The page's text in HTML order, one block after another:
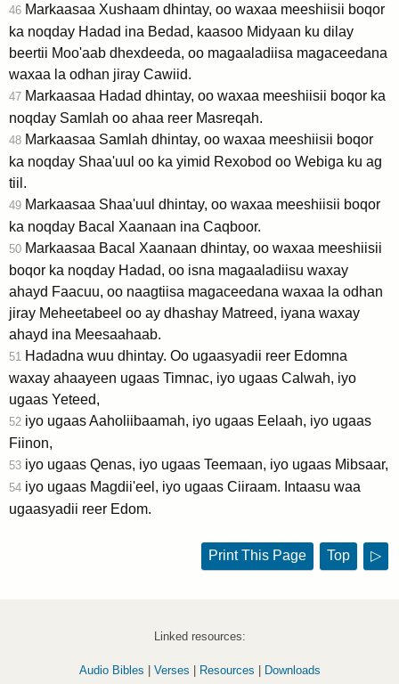
46 Markaasaa Xushaam dhintay, oo waxaa meeshiisii boqor
ka noqday Hadad ina Bedad, kaasoo Midyaan ku dilay
beertii Moo'aab dhexdeeda, oo magaaladiisa magaceedana
waxaa la odhan jiray Cawiid.
47 Markaasaa Hadad dhintay, oo waxaa meeshiisii boqor ka
noqday Samlah oo ahaa reer Masreqah.
48 Markaasaa Samlah dhintay, oo waxaa meeshiisii boqor
ka noqday Shaa'uul oo ka yimid Rexobod oo Webiga ku ag
tiil.
49 Markaasaa Shaa'uul dhintay, oo waxaa meeshiisii boqor
ka noqday Bacal Xaanaan ina Caqboor.
50 Markaasaa Bacal Xaanaan dhintay, oo waxaa meeshiisii
boqor ka noqday Hadad, oo isna magaaladiisu waxay
ahayd Faacuu, oo naagtiisa magaceedana waxaa la odhan
jiray Meheetabeel oo ay dhashay Matreed, iyana waxay
ahayd ina Meesaahaab.
51 Hadadna wuu dhintay. Oo ugaasyadii reer Edomna
waxay ahaayeen ugaas Timnac, iyo ugaas Calwah, iyo
ugaas Yeteed,
52 iyo ugaas Aaholiibaamah, iyo ugaas Eelaah, iyo ugaas
Fiinon,
53 iyo ugaas Qenas, iyo ugaas Teemaan, iyo ugaas Mibsaar,
54 iyo ugaas Magdii'eel, iyo ugaas Ciiraam. Intaasu waa
ugaasyadii reer Edom.
Print This Page Top ▷
Linked resources:
Audio Bibles Verses Resources Downloads